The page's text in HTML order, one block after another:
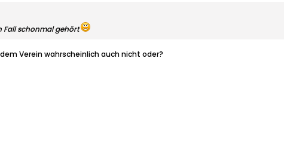
Fall schonmal gehört
Verein wahrscheinlich auch nicht oder?